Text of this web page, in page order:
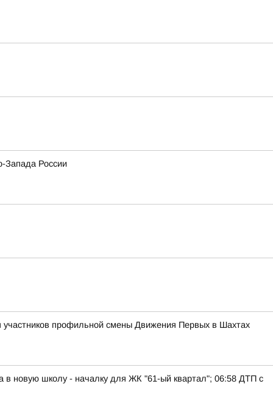
Запада России
участников профильной смены Движения Первых в Шахтах
в новую школу - началку для ЖК "61-ый квартал"; 06:58 ДТП с